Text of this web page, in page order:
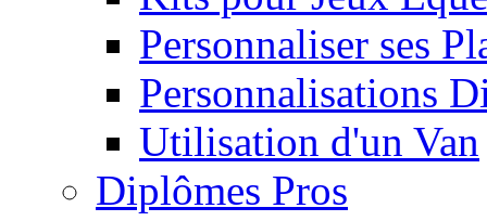
Personnaliser ses
Personnalisations
Utilisation d'un Van
Diplômes Pros